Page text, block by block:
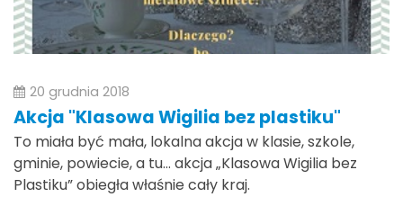
20 grudnia 2018
Akcja "Klasowa Wigilia bez plastiku"
To miała być mała, lokalna akcja w klasie, szkole,
gminie, powiecie, a tu… akcja „Klasowa Wigilia bez
Plastiku” obiegła właśnie cały kraj.